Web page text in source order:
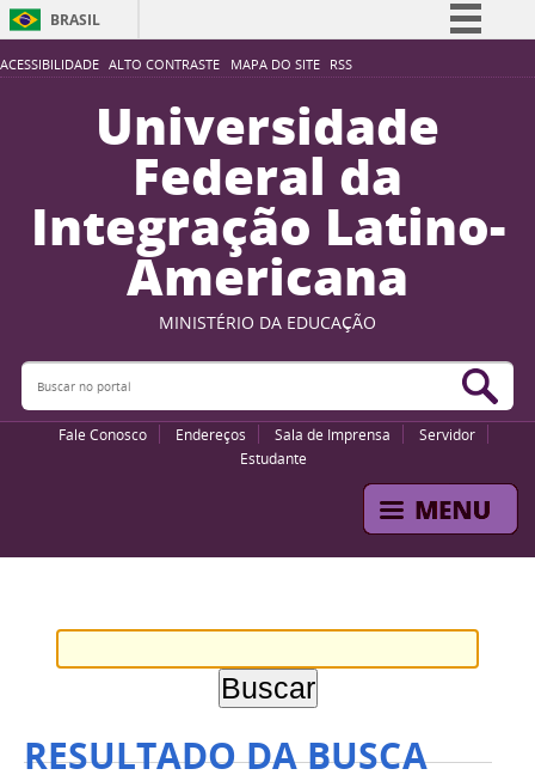
ACESSIBILIDADE ALTO CONTRASTE MAPA DO SITE RSS
BRASIL
Simplifique!
Participe
Acesso à informação
Legislação
Canais
Universidade
Federal da
Integração Latino-
Americana
MINISTÉRIO DA EDUCAÇÃO
Buscar no portal
Fale Conosco Endereços Sala de Imprensa
Servidor
Estudante
RESULTADO DA BUSCA